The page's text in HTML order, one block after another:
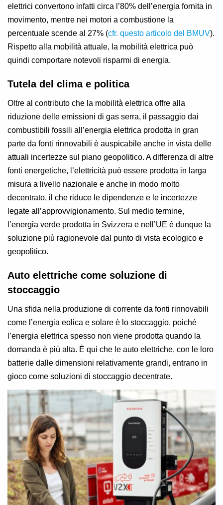
elettrici convertono infatti circa l’80% dell’energia fornita in
movimento, mentre nei motori a combustione la
percentuale scende al 27% (cfr. questo articolo del BMUV).
Rispetto alla mobilità attuale, la mobilità elettrica può
quindi comportare notevoli risparmi di energia.
Tutela del clima e politica
Oltre al contributo che la mobilità elettrica offre alla
riduzione delle emissioni di gas serra, il passaggio dai
combustibili fossili all’energia elettrica prodotta in gran
parte da fonti rinnovabili è auspicabile anche in vista delle
attuali incertezze sul piano geopolitico. A differenza di altre
fonti energetiche, l’elettricità può essere prodotta in larga
misura a livello nazionale e anche in modo molto
decentrato, il che riduce le dipendenze e le incertezze
legate all’approvvigionamento. Sul medio termine,
l’energia verde prodotta in Svizzera e nell’UE è dunque la
soluzione più ragionevole dal punto di vista ecologico e
geopolitico.
Auto elettriche come soluzione di
stoccaggio
Una sfida nella produzione di corrente da fonti rinnovabili
come l’energia eolica e solare è lo stoccaggio, poiché
l’energia elettrica spesso non viene prodotta quando la
domanda è più alta. È qui che le auto elettriche, con le loro
batterie dalle dimensioni relativamente grandi, entrano in
gioco come soluzioni di stoccaggio decentrate.